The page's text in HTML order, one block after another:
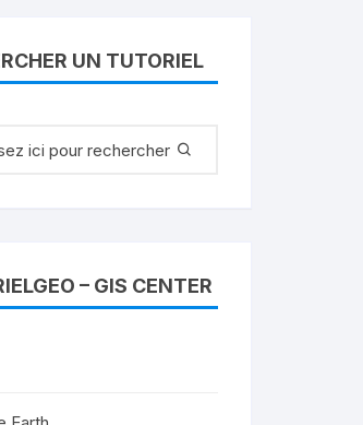
UN TUTORIEL
– GIS CENTER